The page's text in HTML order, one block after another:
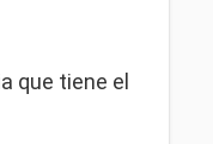
que tiene el